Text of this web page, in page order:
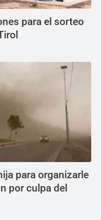
para el sorteo
para organizarle
por culpa del